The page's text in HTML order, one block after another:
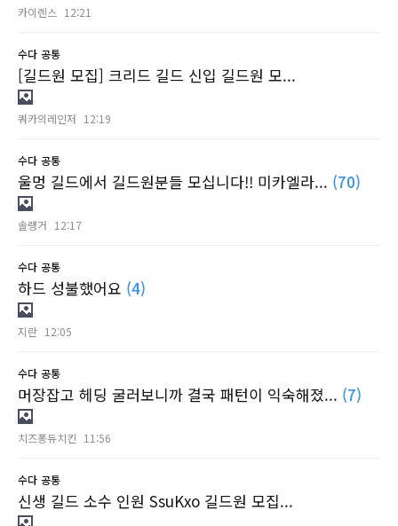
카이렌스 12:21
수다 공통
[길드원 모집] 크리드 길드 신입 길드원 모...
쿼카의레인저 12:19
수다 공통
울멍 길드에서 길드원분들 모십니다!! 미카엘라... (70)
솔랭거 12:17
수다 공통
하드 성불했어요 (4)
지란 12:05
수다 공통
머장잡고 헤딩 굴러보니까 결국 패턴이 익숙해졌... (7)
치즈퐁듀치킨 11:56
수다 공통
신생 길드 소수 인원 SsuKxo 길드원 모집...